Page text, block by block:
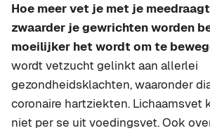
Hoe meer vet je met je
zwaarder je gewrichten worden
moeilijker het wordt om te
wordt vetzucht gelinkt aan allerlei
gezondheidsklachten, waaronder
coronaire hartziekten. Lichaamsvet
niet per se uit voedingsvet. Ook